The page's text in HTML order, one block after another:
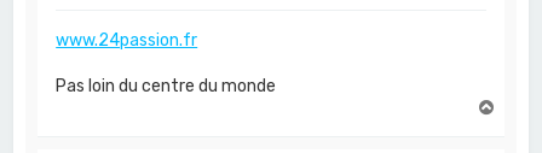
www.24passion.fr
Pas loin du centre du monde